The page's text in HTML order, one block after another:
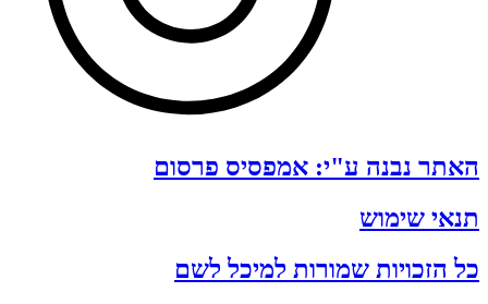
האתר נבנה ע"י: אמפסיס פרסום
תנאי שימוש
כל הזכויות שמורות למיכל לשם